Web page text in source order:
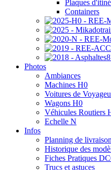
Plaques
Containers
Photos
Ambiances
Machines H0
Voitures de
Wagons H0
Véhicules Routiers
Echelle N
Infos
Planning de livraison
Historique des
Fiches Pratiques
Trucs et astuces